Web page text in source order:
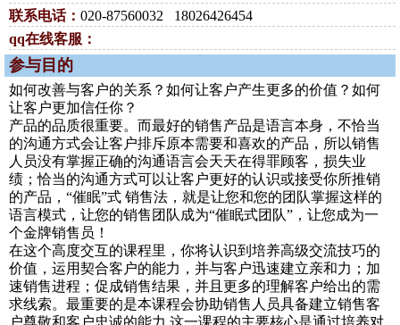
联系电话： 020-87560032 18026426454
qq在线客服：
参与目的
如何改善与客户的关系？如何让客户产生更多的价值？如何
让客户更加信任你？
产品的品质很重要。而最好的销售产品是语言本身，不恰当
的沟通方式会让客户排斥原本需要和喜欢的产品，所以销售
人员没有掌握正确的沟通语言会天天在得罪顾客，损失业
绩；恰当的沟通方式可以让客户更好的认识或接受你所推销
的产品，“催眠”式 销售法，就是让您和您的团队掌握这样的
语言模式，让您的销售团队成为“催眠式团队”，让您成为一
个金牌销售员！
在这个高度交互的课程里，你将认识到培养高级交流技巧的
价值，运用契合客户的能力，并与客户迅速建立亲和力；加
速销售进程；促成销售结果，并且更多的理解客户给出的需
求线索。最重要的是本课程会协助销售人员具备建立销售客
户尊敬和客户忠诚的能力.这一课程的主要核心是通过培养对